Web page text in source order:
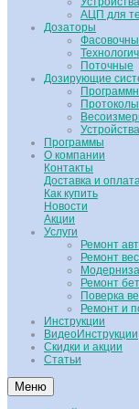
АЦП для
Дозаторы
Поточные
Дозирующие
Протоколы
Программы
О компании
Контакты
Доставка и
Как купить
Новости
Акции
Услуги
Ремонт
Ремонт
Ремонт
Поверка
Ремонт и
Инструкции
ВидеоИнструкции
Скидки и акции
Статьи
Меню